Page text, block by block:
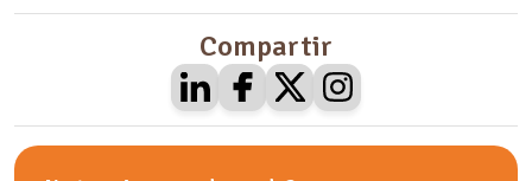
Compartir